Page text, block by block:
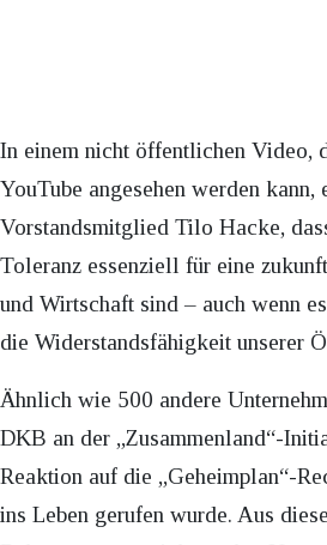
In einem nicht öffentlichen Video,
YouTube angesehen werden
Vorstandsmitglied Tilo Hacke,
Toleranz essenziell für eine
und Wirtschaft sind – auch wenn
die Widerstandsfähigkeit unserer
Ähnlich wie 500 andere
DKB an der „Zusammenland“-
Reaktion auf die „Geheimplan“-
ins Leben gerufen wurde. Aus